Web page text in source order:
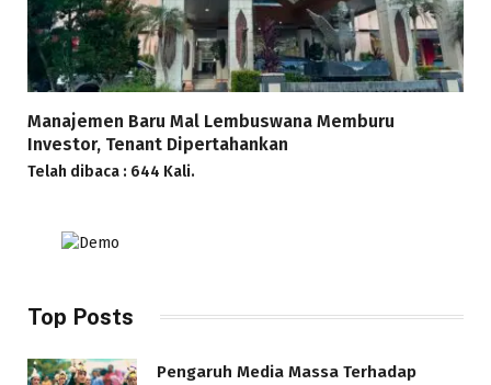
Manajemen Baru Mal Lembuswana Memburu
Investor, Tenant Dipertahankan
Telah dibaca : 644 Kali.
Top Posts
Pengaruh Media Massa Terhadap